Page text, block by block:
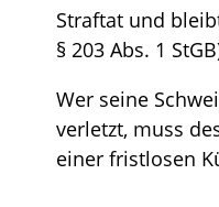
Straftat und
§ 203 Abs. 1
Wer seine
verletzt, muss
einer fristlosen